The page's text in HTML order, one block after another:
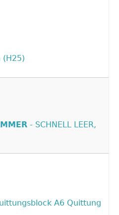
(H25)
- SCHNELL LEER,
A6 Quittung